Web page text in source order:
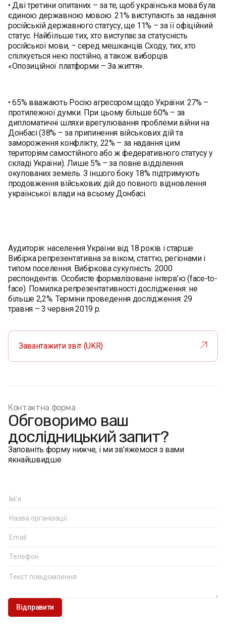
• Дві третини опитаних – за те, щоб українська мова була
єдиною державною мовою. 21% виступають за надання
російській державного статусу, ще 11% – за її офіційний
статус. Найбільше тих, хто виступає за статусність
російської мови, – серед мешканців Сходу, тих, хто
спілкується нею постійно, а також виборців
«Опозиційної платформи – За життя».
• 65% вважають Росію агресором щодо України. 27% –
протилежної думки. При цьому більше 60% – за
дипломатичні шляхи врегулювання проблеми війни на
Донбасі (38% – за припинення військових дій та
замороження конфлікту, 22% – за надання цим
територіям самостійного або ж федеративного статусу у
складі України). Лише 5% – за повне відділення
окупованих земель. З іншого боку 18% підтримують
продовження військових дій до повного відновлення
української влади на всьому Донбасі.
Аудиторія: населення України від 18 років і старше.
Вибірка репрезентативна за віком, статтю, регіонами і
типом поселення. Вибіркова сукупність: 2000
респондентів. Особисте формалізоване інтерв’ю (face-to-
face). Помилка репрезентативності дослідження: не
більше 2,2%. Терміни проведення дослідження: 29
травня – 3 червня 2019 р.
Завантажити звіт (UKR)
Контактна форма
Обговоримо ваш
дослідницький запит?
Заповніть форму нижче, і ми зв’яжемося з вами
якнайшвидше